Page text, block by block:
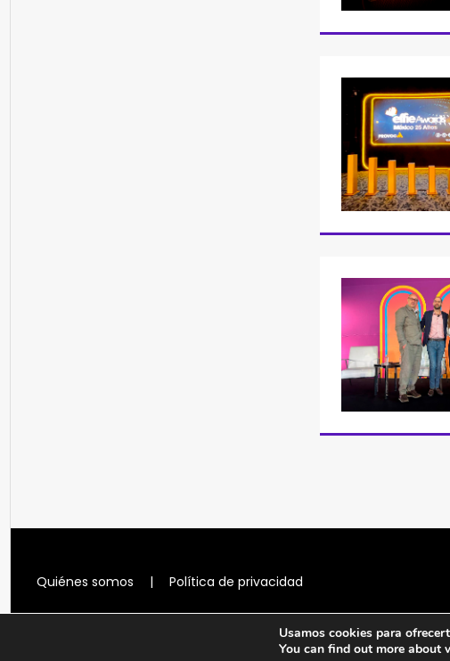
Quiénes somos | Política de privacidad
Usamos cookies para
You can find out more about